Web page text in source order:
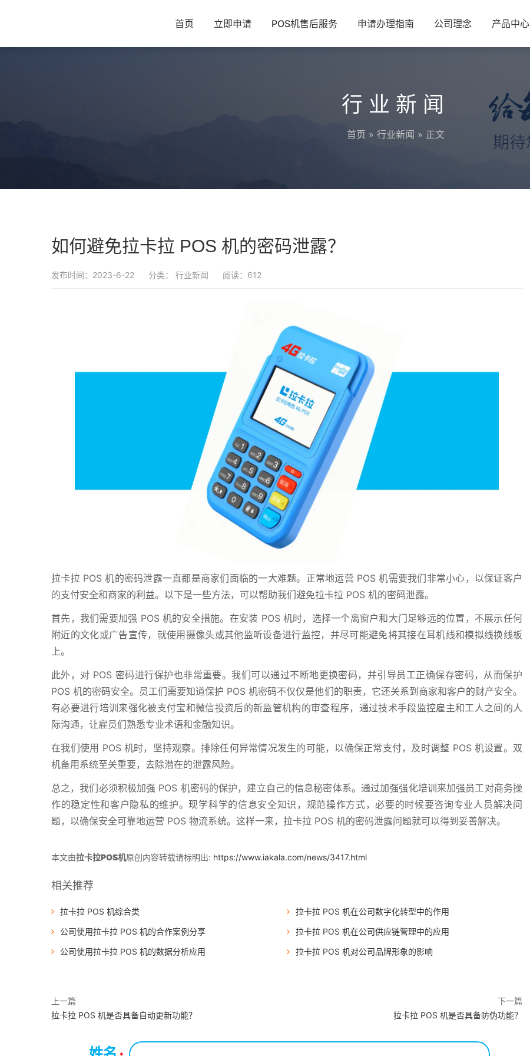
首页 立即申请 POS机售后服务 申请办理指南 公司理念 产品中心
行业新闻
首页 » 行业新闻 » 正文
如何避免拉卡拉 POS 机的密码泄露？
发布时间：2023-6-22 分类： 行业新闻 阅读：612
拉卡拉 POS 机的密码泄露一直都是商家们面临的一大难题。正常地运营 POS 机需要我们非常小心，以保证客户
的支付安全和商家的利益。以下是一些方法，可以帮助我们避免拉卡拉 POS 机的密码泄露。
首先，我们需要加强 POS 机的安全措施。在安装 POS 机时，选择一个离窗户和大门足够远的位置，不展示任何
附近的文化或广告宣传，就使用摄像头或其他监听设备进行监控，并尽可能避免将其接在耳机线和模拟线换线板
上。
此外，对 POS 密码进行保护也非常重要。我们可以通过不断地更换密码，并引导员工正确保存密码，从而保护
POS 机的密码安全。员工们需要知道保护 POS 机密码不仅仅是他们的职责，它还关系到商家和客户的财产安全。
有必要进行培训来强化被支付宝和微信投资后的新监管机构的审查程序，通过技术手段监控雇主和工人之间的人
际沟通，让雇员们熟悉专业术语和金融知识。
在我们使用 POS 机时，坚持观察。排除任何异常情况发生的可能，以确保正常支付，及时调整 POS 机设置。双
机备用系统至关重要，去除潜在的泄露风险。
总之，我们必须积极加强 POS 机密码的保护，建立自己的信息秘密体系。通过加强强化培训来加强员工对商务操
作的稳定性和客户隐私的维护。现学科学的信息安全知识，规范操作方式，必要的时候要咨询专业人员解决问
题，以确保安全可靠地运营 POS 物流系统。这样一来，拉卡拉 POS 机的密码泄露问题就可以得到妥善解决。
本文由拉卡拉POS机原创内容转载请标明出: https://www.iakala.com/news/3417.html
相关推荐
拉卡拉 POS 机综合类
拉卡拉 POS 机在公司数字化转型中的作用
公司使用拉卡拉 POS 机的合作案例分享
拉卡拉 POS 机在公司供应链管理中的应用
公司使用拉卡拉 POS 机的数据分析应用
拉卡拉 POS 机对公司品牌形象的影响
上一篇
拉卡拉 POS 机是否具备自动更新功能？
下一篇
拉卡拉 POS 机是否具备防伪功能？